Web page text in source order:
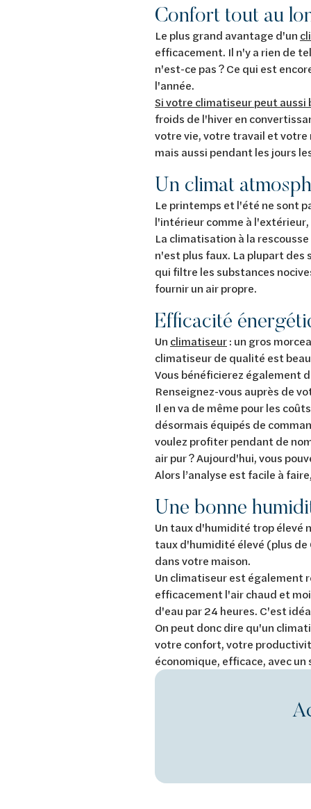
Confort tout au
Le plus grand avantage d'un
efficacement. Il n'y a rien de
n'est-ce pas ? Ce qui est
l'année.
Si votre climatiseur peut
froids de l'hiver en
votre vie, votre travail et votre
mais aussi pendant les jours
Un climat
Le printemps et l'été ne sont
l'intérieur comme à
La climatisation à la
n'est plus faux. La plupart
qui filtre les substances
Efficacité
Un climatiseur: un gros
climatiseur de qualité est
Vous bénéficierez également
Renseignez-vous auprès de
Il en va de même pour les
désormais équipés de
voulez profiter pendant de
air pur ? Aujourd'hui, vous
Alors l’analyse est facile à
Une bonne
Un taux d'humidité trop élevé
taux d'humidité élevé (plus
dans votre maison.
Un climatiseur est également
efficacement l'air chaud et
d'eau par 24 heures. C'est
On peut donc dire qu'un
votre confort, votre
économique, efficace, avec